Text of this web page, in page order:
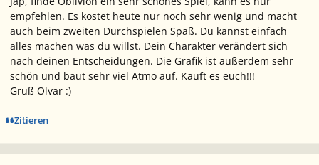
empfehlen. Es kostet heute nur noch sehr wenig und macht
auch beim zweiten Durchspielen Spaß. Du kannst einfach
alles machen was du willst. Dein Charakter verändert sich
nach deinen Entscheidungen. Die Grafik ist außerdem sehr
schön und baut sehr viel Atmo auf. Kauft es euch!!!
Gruß Olvar :)
Zitieren